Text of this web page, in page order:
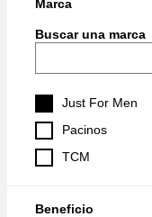
Marca
Buscar una marca
Just For Men
Pacinos
TCM
Beneficio